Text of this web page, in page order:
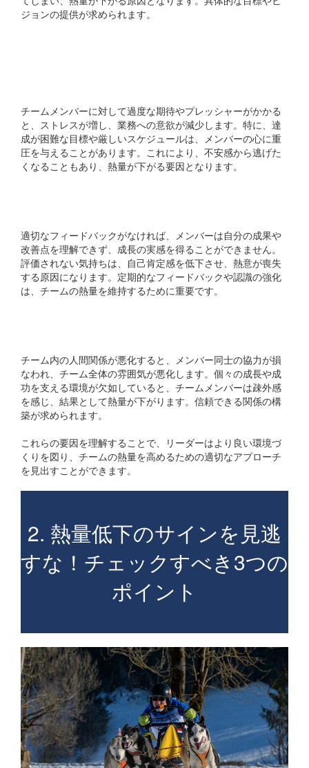
ジョンの提供が求められます。
チームメンバーに対して過度な期待やプレッシャーがかかる
と、ストレスが増し、業務への意欲が減少します。特に、達
成が困難な目標や厳しいスケジュールは、メンバーの心に重
圧を与えることがあります。これにより、不安感から逃げた
くなることもあり、熱量が下がる要因となります。
適切なフィードバックがなければ、メンバーは自分の成果や
改善点を理解できず、成長の実感を得ることができません。
評価されない気持ちは、自己肯定感を低下させ、熱意が喪失
する原因になります。定期的なフィードバックや認識の強化
は、チームの熱量を維持するために重要です。
チーム内の人間関係が悪化すると、メンバー同士の協力が損
なわれ、チーム全体の雰囲気が悪化します。個々の成長や成
功を支える環境が欠如していると、チームメンバーは疎外感
を感じ、結果として熱量が下がります。信頼できる関係の構
築が求められます。
これらの要因を理解することで、リーダーはより良い環境づ
くりを図り、チームの熱量を高めるための適切なアプローチ
を見出すことができます。
2. 熱量低下のサインを見逃
すな！チェックすべき3つの
ポイント